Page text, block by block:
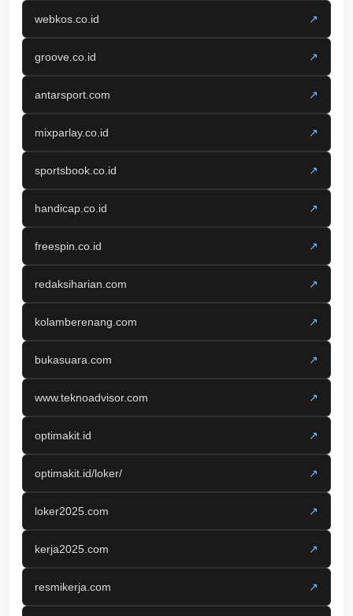
webkos.co.id ↗
groove.co.id ↗
antarsport.com ↗
mixparlay.co.id ↗
sportsbook.co.id ↗
handicap.co.id ↗
freespin.co.id ↗
redaksiharian.com ↗
kolamberenang.com ↗
bukasuara.com ↗
www.teknoadvisor.com ↗
optimakit.id ↗
optimakit.id/loker/ ↗
loker2025.com ↗
kerja2025.com ↗
resmikerja.com ↗